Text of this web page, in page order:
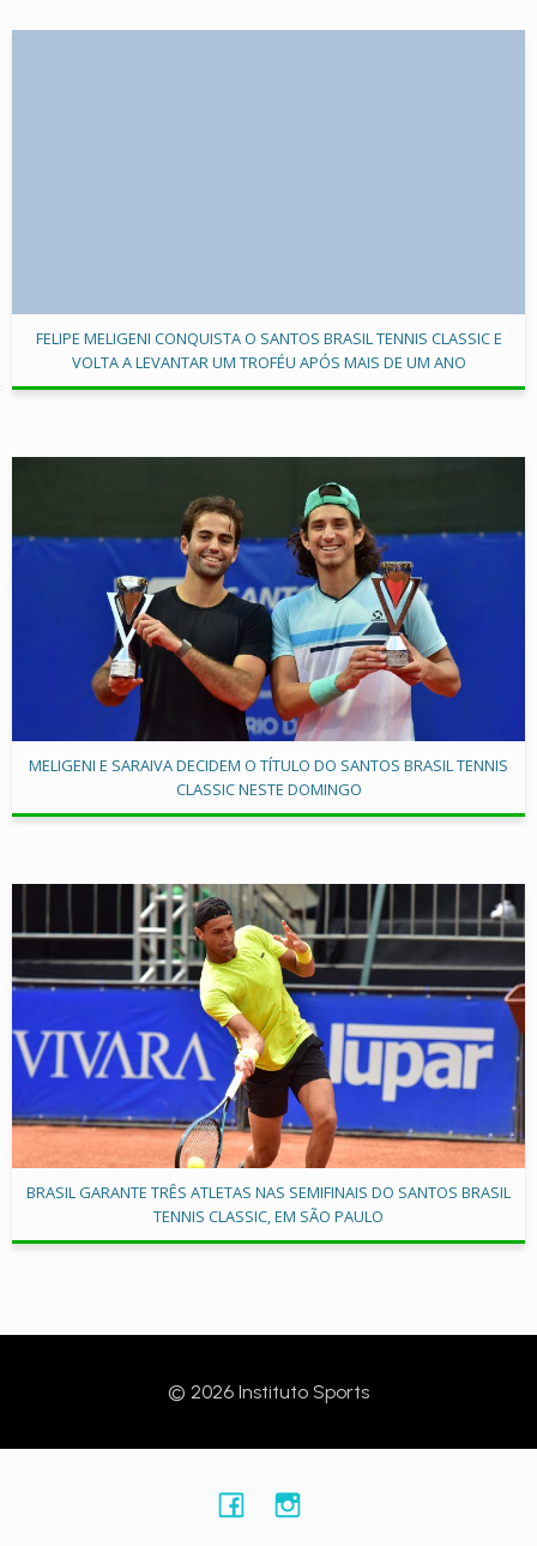
FELIPE MELIGENI CONQUISTA O SANTOS BRASIL TENNIS CLASSIC E
VOLTA A LEVANTAR UM TROFÉU APÓS MAIS DE UM ANO
MELIGENI E SARAIVA DECIDEM O TÍTULO DO SANTOS BRASIL TENNIS
CLASSIC NESTE DOMINGO
BRASIL GARANTE TRÊS ATLETAS NAS SEMIFINAIS DO SANTOS BRASIL
TENNIS CLASSIC, EM SÃO PAULO
© 2026 Instituto Sports